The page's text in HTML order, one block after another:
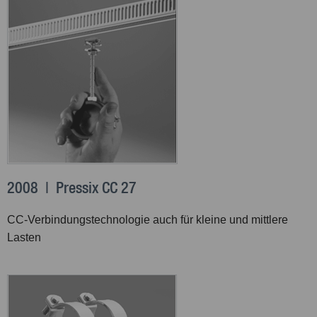
2008 | Pressix CC 27
CC-Verbindungstechnologie auch für kleine und mittlere
Lasten